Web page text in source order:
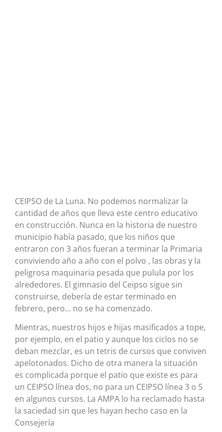
CEIPSO de La Luna. No podemos normalizar la
cantidad de años que lleva este centro educativo
en construcción. Nunca en la historia de nuestro
municipio había pasado, que los niños que
entraron con 3 años fueran a terminar la Primaria
conviviendo año a año con el polvo , las obras y la
peligrosa maquinaria pesada que pulula por los
alrededores. El gimnasio del Ceipso sigue sin
construirse, debería de estar terminado en
febrero, pero… no se ha comenzado.
Mientras, nuestros hijos e hijas masificados a tope,
por ejemplo, en el patio y aunque los ciclos no se
deban mezclar, es un tetris de cursos que conviven
apelotonados. Dicho de otra manera la situación
es complicada porque el patio que existe es para
un CEIPSO línea dos, no para un CEIPSO línea 3 o 5
en algunos cursos. La AMPA lo ha reclamado hasta
la saciedad sin que les hayan hecho caso en la
Consejería